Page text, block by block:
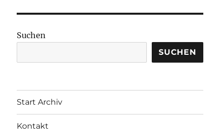
Suchen
SUCHEN
Start Archiv
Kontakt